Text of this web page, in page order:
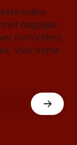
online
dagelijks
horrorfilms,
Voor echte